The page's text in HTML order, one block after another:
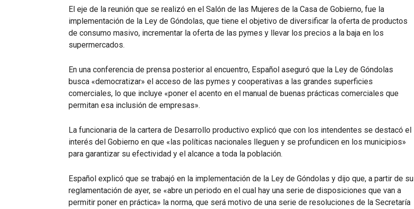
El eje de la reunión que se realizó en el Salón de las Mujeres de la Casa de Gobierno, fue la
implementación de la Ley de Góndolas, que tiene el objetivo de diversificar la oferta de productos
de consumo masivo, incrementar la oferta de las pymes y llevar los precios a la baja en los
supermercados.
En una conferencia de prensa posterior al encuentro, Español aseguró que la Ley de Góndolas
busca «democratizar» el acceso de las pymes y cooperativas a las grandes superficies
comerciales, lo que incluye «poner el acento en el manual de buenas prácticas comerciales que
permitan esa inclusión de empresas».
La funcionaria de la cartera de Desarrollo productivo explicó que con los intendentes se destacó el
interés del Gobierno en que «las políticas nacionales lleguen y se profundicen en los municipios»
para garantizar su efectividad y el alcance a toda la población.
Español explicó que se trabajó en la implementación de la Ley de Góndolas y dijo que, a partir de su
reglamentación de ayer, se «abre un periodo en el cual hay una serie de disposiciones que van a
permitir poner en práctica» la norma, que será motivo de una serie de resoluciones de la Secretaría